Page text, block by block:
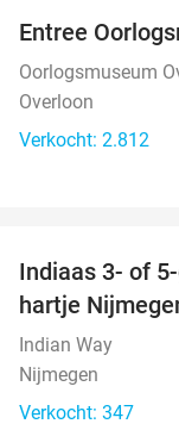
Entree
Oorlogsmuseum
Overloon
Verkocht: 2.812
Indiaas 3- of
hartje
Indian Way
Nijmegen
Verkocht: 347